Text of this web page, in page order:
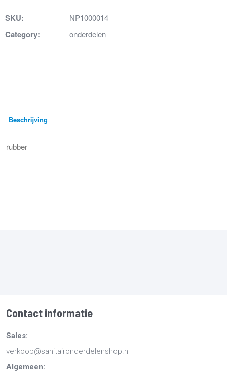
SKU: NP1000014
Category: onderdelen
Beschrijving
rubber
Contact informatie
Sales:
verkoop@sanitaironderdelenshop.nl
Algemeen: